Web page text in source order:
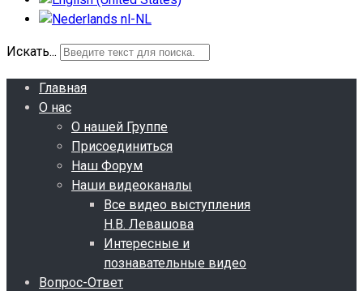
Искать...
Главная
О нас
О нашей Группе
Присоединиться
Наш Форум
Наши видеоканалы
Все видео выступления
Н.В. Левашова
Интересные и
познавательные видео
Вопрос-Ответ